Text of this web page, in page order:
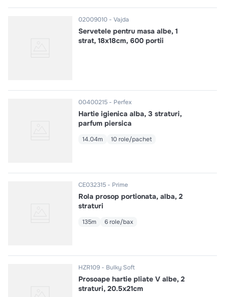
02009010 Vajda
Servetele pentru masa albe, 1
strat, 18x18cm, 600 portii
00400215 Perfex
Hartie igienica alba, 3 straturi,
parfum piersica
14.04m 10 role/pachet
CE032315 Prime
Rola prosop portionata, alba, 2
straturi
135m 6 role/bax
HZR109 Bulky Soft
Prosoape hartie pliate V albe, 2
straturi, 20.5x21cm